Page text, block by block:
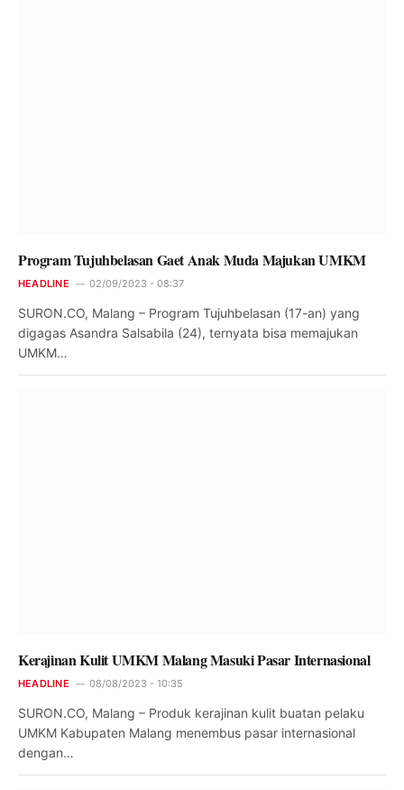
Program Tujuhbelasan Gaet Anak Muda Majukan UMKM
HEADLINE 02/09/2023 - 08:37
SURON.CO, Malang – Program Tujuhbelasan (17-an) yang
digagas Asandra Salsabila (24), ternyata bisa memajukan
UMKM…
Kerajinan Kulit UMKM Malang Masuki Pasar Internasional
HEADLINE 08/08/2023 - 10:35
SURON.CO, Malang – Produk kerajinan kulit buatan pelaku
UMKM Kabupaten Malang menembus pasar internasional
dengan…